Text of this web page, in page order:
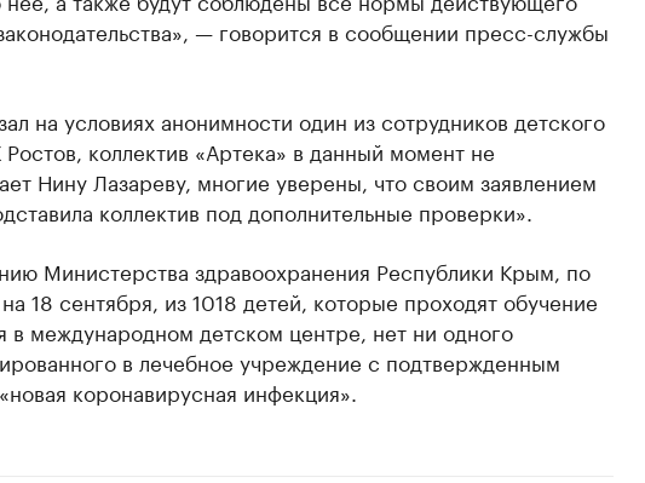
— говорится в сообщении пресс-службы
на условиях анонимности один из сотрудников детского
коллектив «Артека» в данный момент не
Нину Лазареву, многие уверены, что своим заявлением
коллектив под дополнительные проверки».
Министерства здравоохранения Республики Крым, по
18 сентября, из 1018 детей, которые проходят обучение
в международном детском центре, нет ни одного
в лечебное учреждение с подтвержденным
коронавирусная инфекция».